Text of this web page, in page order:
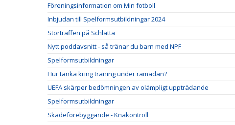
Föreningsinformation om Min fotboll
Inbjudan till Spelformsutbildningar 2024
Storträffen på Schlätta
Nytt poddavsnitt - så tränar du barn med NPF
Spelformsutbildningar
Hur tänka kring träning under ramadan?
UEFA skärper bedömningen av olämpligt uppträdande
Spelformsutbildningar
Skadeförebyggande - Knäkontroll